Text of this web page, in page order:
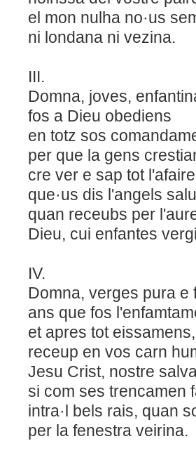
el mon nulha no·us
ni londana ni vezina.
III.
Domna, joves,
fos a Dieu obediens
en totz sos
per que la gens
cre ver e sap tot l'afaire
que·us dis l'angels
quan receubs per
Dieu, cui enfantes
IV.
Domna, verges pura e
ans que fos
et apres tot eissamens,
receup en vos carn
Jesu Crist, nostre
si com ses trencamen
intra·l bels rais, quan
per la fenestra veirina.